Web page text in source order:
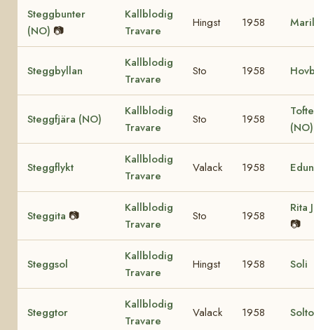
Steggbunter
(NO) 📷
Kallblodig
Travare
Hingst 1958
Steggbyllan
Kallblodig
Travare
Sto 1958
Steggfjära (NO)
Kallblodig
Travare
Sto 1958
Steggflykt
Kallblodig
Travare
Valack 1958
Steggita 📷
Kallblodig
Travare
Sto 1958
Rita
📷
Steggsol
Kallblodig
Travare
Hingst 1958 Soli
Steggtor
Kallblodig
Travare
Valack 1958